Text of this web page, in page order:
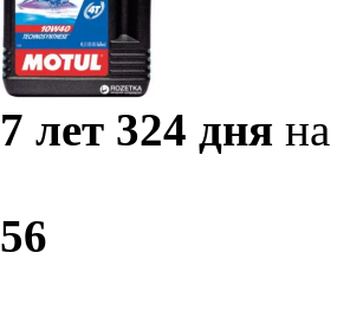
7 лет 324 дня
56